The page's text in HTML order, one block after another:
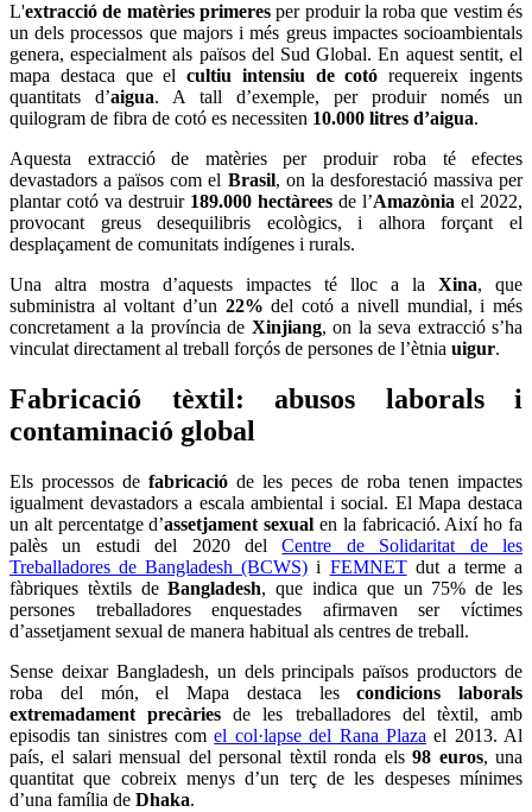
L'extracció de matèries primeresper produir la roba que vestim és
un dels processos que majors i més greus impactes socioambientals
genera, especialment als països del Sud Global. En aquest sentit, el
mapa destaca que elcultiu intensiu de cotó requereix ingents
quantitats d’aigua. A tall d’exemple, per produir només un
quilogram de fibra de cotó es necessiten 10.000 litres d’aigua.
Aquesta extracció de matèries per produir roba té efectes
devastadors a països com el Brasil, on la desforestació massiva per
plantar cotó va destruir 189.000 hectàrees de l’Amazònia el 2022,
provocant greus desequilibris ecològics, i alhora forçant el
desplaçament de comunitats indígenes i rurals.
Una altra mostra d’aquests impactes té lloc a la Xina, que
subministra al voltant d’un 22% del cotó a nivell mundial, i més
concretament a la província de Xinjiang, on la seva extracció s’ha
vinculat directament al treball forçós de persones de l’ètnia uigur.
Fabricació tèxtil: abusos laborals i
contaminació global
Els processos de fabricació de les peces de roba tenen impactes
igualment devastadors a escala ambiental i social. El Mapa destaca
un alt percentatge d’assetjament sexual en la fabricació. Així ho fa
palès un estudi del 2020 delCentre de Solidaritat de les
Treballadores de Bangladesh (BCWS) i FEMNETdut a terme a
fàbriques tèxtils deBangladesh, que indica que un 75% de les
persones treballadores enquestades afirmaven ser víctimes
d’assetjament sexual de manera habitual als centres de treball.
Sense deixar Bangladesh, un dels principals països productors de
roba del món, el Mapa destaca lescondicions laborals
extremadament precàries de les treballadores del tèxtil, amb
episodis tan sinistres comel col·lapse del Rana Plaza el 2013. Al
país, el salari mensual del personal tèxtil ronda els98 euros, una
quantitat que cobreix menys d’un terç de les despeses mínimes
d’una família de Dhaka.